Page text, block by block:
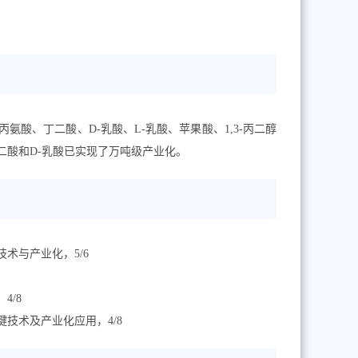
氨酸、丁二酸、D-乳酸、L-乳酸、苹果酸、1,3-丙二醇
和D-乳酸已实现了万吨级产业化。
术与产业化，5/6
4/8
技术及产业化应用，4/8